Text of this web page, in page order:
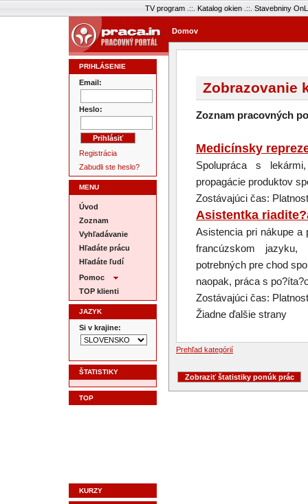
TV program.::. Katalog okien.::. Stavebniny
Domov
PRIHLÁSENIE
Email:
Heslo:
Registrácia
Zabudli ste heslo?
MENU
Úvod
Zoznam
Vyhľadávanie
Hľadáte prácu
Hľadáte ľudí
Pomoc
TOP klienti
JAZYK
Si v krajine:
ŠTATISTIKY
TOP
KURZY
Zobrazovanie
Zoznam pracovných
Medicínsky
Spolupráca s
propagácie produktov
Zostávajúci čas:
Asistentka
Asistencia pri nákupe a
francúzskom jazyku,
potrebných pre chod
naopak, práca s
Zostávajúci čas:
Žiadne ďalšie strany
Prehľad kategórií